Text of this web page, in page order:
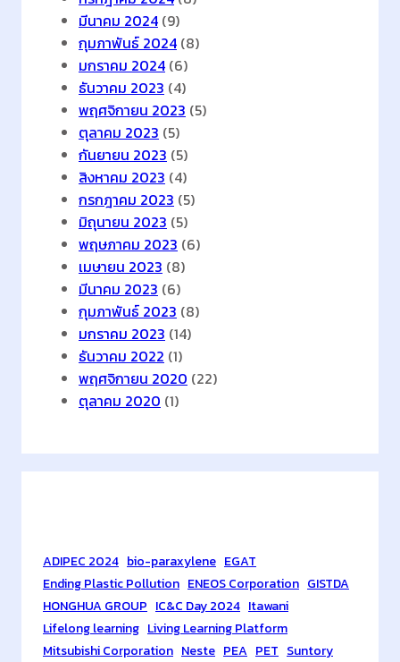
ดื่
ม
ข
อ
ซั
น
โ
ท
รี่
มีนาคม 2024 (9)
กุมภาพันธ์ 2024 (8)
มกราคม 2024 (6)
ธันวาคม 2023 (4)
พฤศจิกายน 2023 (5)
ตุลาคม 2023 (5)
กันยายน 2023 (5)
สิงหาคม 2023 (4)
กรกฎาคม 2023 (5)
มิถุนายน 2023 (5)
พฤษภาคม 2023 (6)
เมษายน 2023 (8)
มีนาคม 2023 (6)
กุมภาพันธ์ 2023 (8)
มกราคม 2023 (14)
ธันวาคม 2022 (1)
พฤศจิกายน 2020 (22)
ตุลาคม 2020 (1)
ADIPEC 2024 bio-paraxylene EGAT
Ending Plastic Pollution ENEOS Corporation GISTDA
HONGHUA GROUP IC&C Day 2024 Itawani
Lifelong learning Living Learning Platform
Mitsubishi Corporation Neste PEA PET Suntory